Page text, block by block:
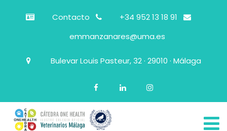
Contacto
+34 952 13 18 91
emmanzanares@uma.es
Bulevar Louis Pasteur, 32 · 29010 · Málaga